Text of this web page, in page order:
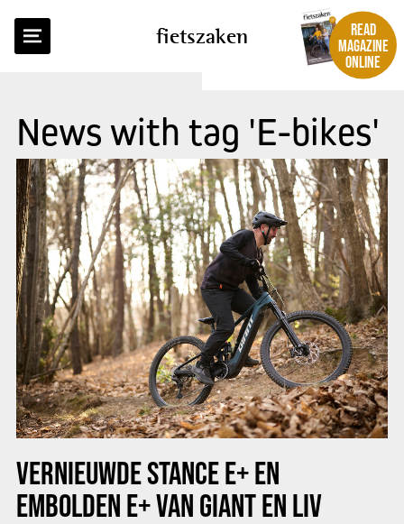
fietszaken
READ
MAGAZINE
ONLINE
News with tag 'E-bikes'
VERNIEUWDE STANCE E+ EN
EMBOLDEN E+ VAN GIANT EN LIV